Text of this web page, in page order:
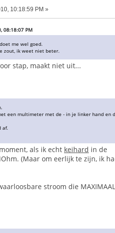
10:18:59 PM »
08:18:07 PM
me wel goed.
zout, ik weet niet beter.
stap, maakt niet uit...
een multimeter met de - in je linker hand en
af.
als ik echt keihard in de
(Maar om eerlijk te zijn, ik
stroom die